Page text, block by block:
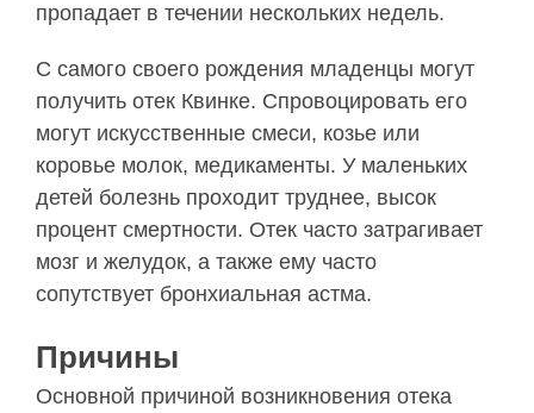
пропадает в течении нескольких недель.
С самого своего рождения младенцы могут
получить отек Квинке. Спровоцировать его
могут искусственные смеси, козье или
коровье молок, медикаменты. У маленьких
детей болезнь проходит труднее, высок
процент смертности. Отек часто затрагивает
мозг и желудок, а также ему часто
сопутствует бронхиальная астма.
Причины
Основной причиной возникновения отека